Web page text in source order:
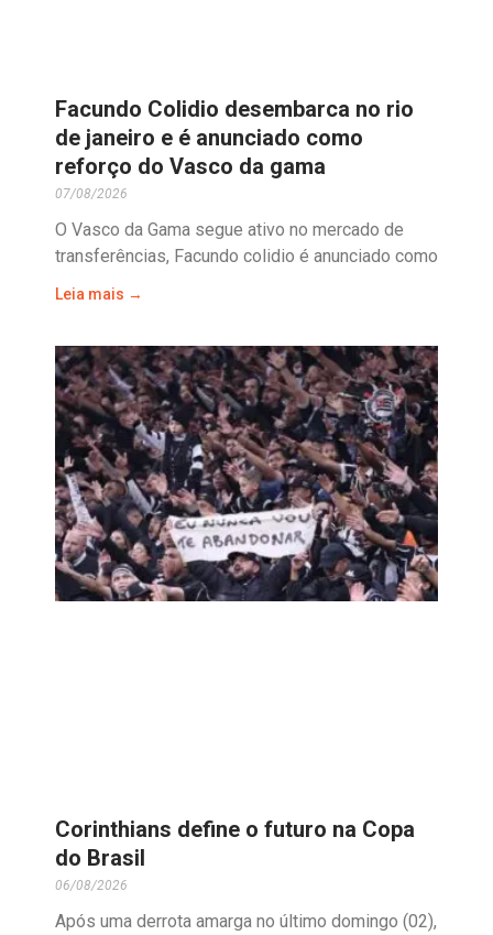
Facundo Colidio desembarca no rio
de janeiro e é anunciado como
reforço do Vasco da gama
07/08/2026
O Vasco da Gama segue ativo no mercado de
transferências, Facundo colidio é anunciado como
Leia mais →
Corinthians define o futuro na Copa
do Brasil
06/08/2026
Após uma derrota amarga no último domingo (02),